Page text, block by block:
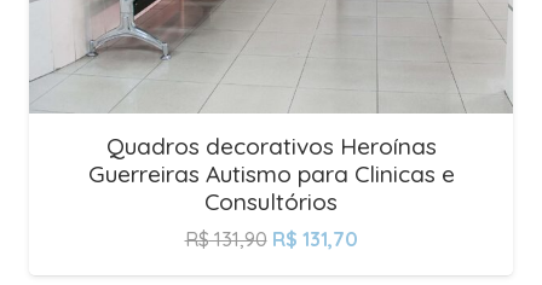
Quadros decorativos Heroínas
Guerreiras Autismo para Clinicas e
Consultórios
R$131,90 R$ 131,70